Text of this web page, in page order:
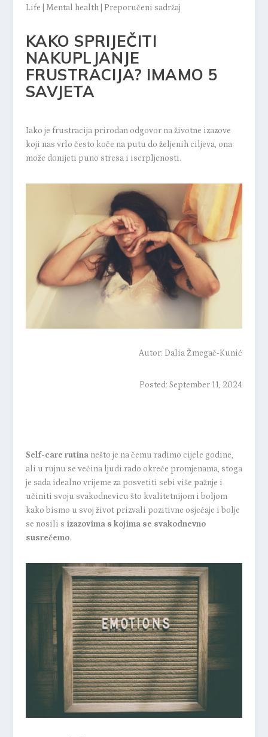
Life Mental health| Preporučeni sadržaj
KAKO SPRIJEČITI
NAKUPLJANJE
FRUSTRACIJA? IMAMO 5
SAVJETA
Iako je frustracija prirodan odgovor na životne izazove
koji nas vrlo često koče na putu do željenih ciljeva, ona
može donijeti puno stresa i iscrpljenosti.
Autor: Dalia Žmegač-Kunić
Posted: September 11, 2024
Self-care rutinanešto je na čemu radimo cijele godine,
ali u rujnu se većina ljudi rado okreće promjenama, stoga
je sada idealno vrijeme za posvetiti sebi više pažnje i
učiniti svoju svakodnevicu što kvalitetnijom i boljom
kako bismo u svoj život prizvali pozitivne osjećaje i bolje
se nosili s izazovima s kojima se svakodnevno
susrećemo.